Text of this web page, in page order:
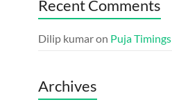
Recent Comments
Dilip kumaron Puja Timings
Archives